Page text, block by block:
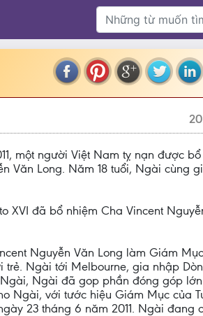
một người Việt Nam tỵ nạn được
Văn Long. Năm 18 tuổi, Ngài cùng
XVI đã bổ nhiệm Cha Vincent
Nguyễn Văn Long làm Giám Mục
trẻ. Ngài tới Melbourne, gia nhập
Ngài đã gop phần đóng góp
Ngài, với tước hiệu Giám Mục của
23 tháng 6 năm 2011. Ngài đang